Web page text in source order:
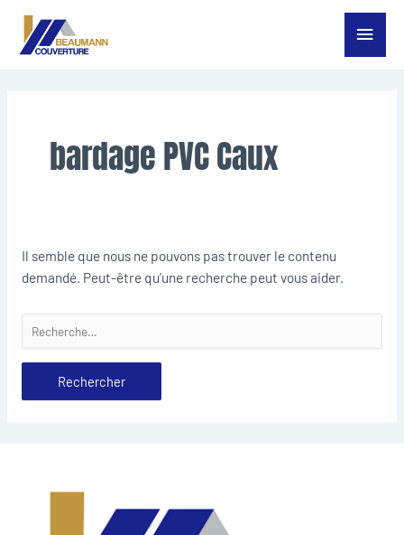
Aller
Menu
bardage PVC Caux
Il semble que nous ne pouvons pas trouver le contenu
demandé. Peut-être qu’une recherche peut vous aider.